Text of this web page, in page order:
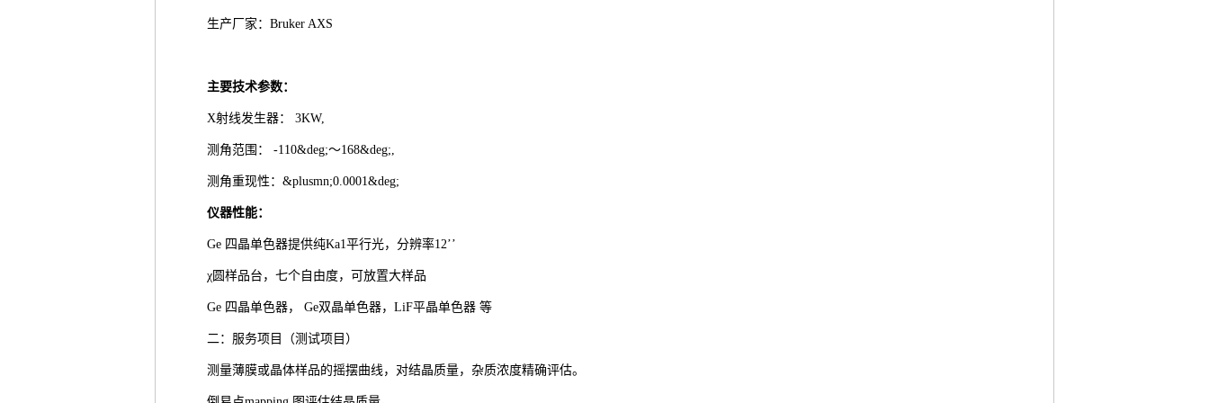
生产厂家：Bruker AXS
主要技术参数：
X射线发生器： 3KW,
测角范围： -110&deg;～168&deg;,
测角重现性：&plusmn;0.0001&deg;
仪器性能：
Ge 四晶单色器提供纯Ka1平行光，分辨率12’’
χ圆样品台，七个自由度，可放置大样品
Ge 四晶单色器， Ge双晶单色器，LiF平晶单色器 等
二：服务项目（测试项目）
测量薄膜或晶体样品的摇摆曲线，对结晶质量，杂质浓度精确评估。